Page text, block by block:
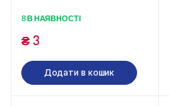
8 В НАЯВНОСТІ
₴3
Додати в кошик